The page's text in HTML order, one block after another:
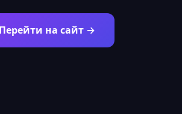
Перейти на сайт →